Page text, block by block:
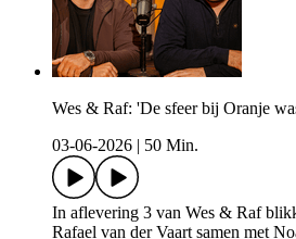
Wes & Raf: 'De sfeer bij Oranje
03-06-2026
50 Min.
In aflevering 3 van Wes & Raf
Rafael van der Vaart samen met